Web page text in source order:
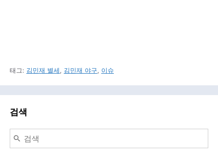
태그: 김민재 별세 , 김민재 야구, 이슈
검색